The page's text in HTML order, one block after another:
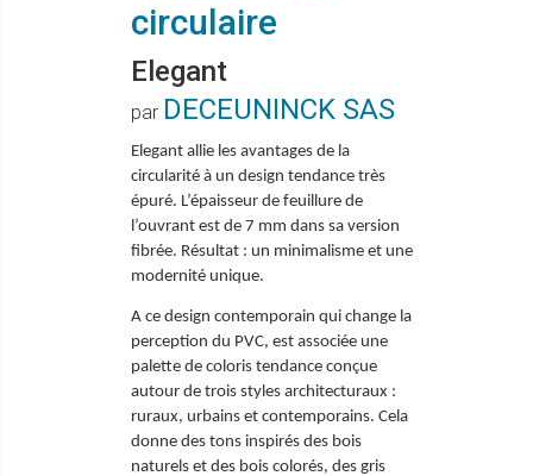
circulaire
Elegant
par DECEUNINCK SAS
Elegant allie les avantages de la
circularité à un design tendance très
épuré. L’épaisseur de feuillure de
l’ouvrant est de 7 mm dans sa version
fibrée. Résultat : un minimalisme et une
modernité unique.
A ce design contemporain qui change la
perception du PVC, est associée une
palette de coloris tendance conçue
autour de trois styles architecturaux :
ruraux, urbains et contemporains. Cela
donne des tons inspirés des bois
naturels et des bois colorés, des gris